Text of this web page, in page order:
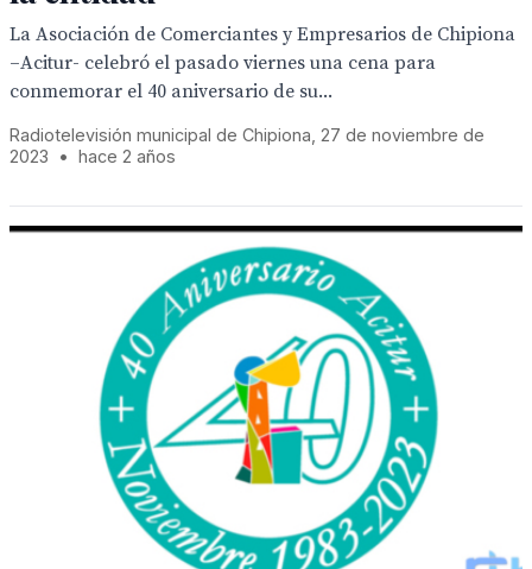
La Asociación de Comerciantes y Empresarios de Chipiona
–Acitur- celebró el pasado viernes una cena para
conmemorar el 40 aniversario de su...
Radiotelevisión municipal de Chipiona, 27 de noviembre de
2023
• hace 2 años